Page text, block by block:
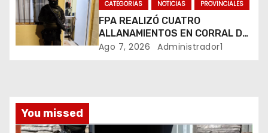
r
a
s
CATEGORIAS NOTICIAS PROVINCIALES
FPA REALIZÓ CUATRO
ALLANAMIENTOS EN CORRAL DE
BUSTOS-IFFLINGER
Ago 7, 2026 Administrador1
You missed